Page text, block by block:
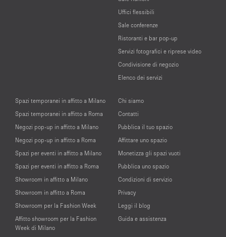
Uffici flessibili
Sale conferenze
Ristoranti e bar pop-up
Servizi fotografici e riprese video
Condivisione di negozio
Elenco dei servizi
Spazi temporanei in affitto a Milano
Spazi temporanei in affitto a Roma
Negozi pop-up in affitto a Milano
Negozi pop-up in affitto a Roma
Spazi per eventi in affitto a Milano
Spazi per eventi in affitto a Roma
Showroom in affitto a Milano
Showroom in affitto a Roma
Showroom per la Fashion Week
Affitto showroom per la Fashion
Week di Milano
Chi siamo
Contatti
Pubblica il tuo spazio
Affittare uno spazio
Monetizza gli spazi vuoti
Pubblica uno spazio
Condizioni di servizio
Privacy
Leggi il blog
Guida e assistenza